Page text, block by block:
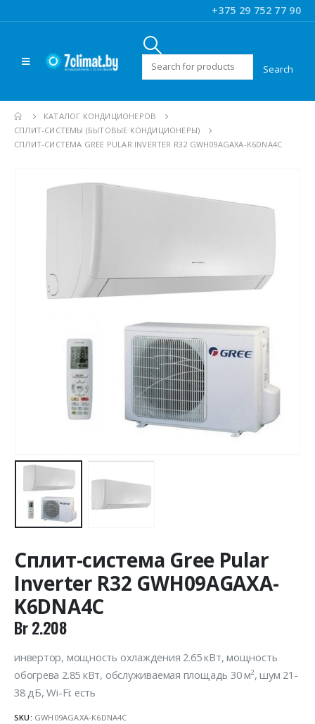
+375 29 752 77 90
Искать:
КАТАЛОГ КОНДИЦИОНЕРОВ
CПЛИТ-СИСТЕМЫ (БЫТОВЫЕ КОНДИЦИОНЕРЫ)
СПЛИТ-СИСТЕМА GREE PULAR INVERTER R32 GWH09AGAXA-K6DNA4C
Сплит-система Gree Pular
Inverter R32 GWH09AGAXA-
K6DNA4C
Br2.208
инвертор, мощность охлаждения 2.65 кВт, мощность
обогрева 2.85 кВт, обслуживаемая площадь 30 м², шум 21-
38 дБ, Wi-Fi: есть
SKU: GWH09AGAXA-K6DNA4C